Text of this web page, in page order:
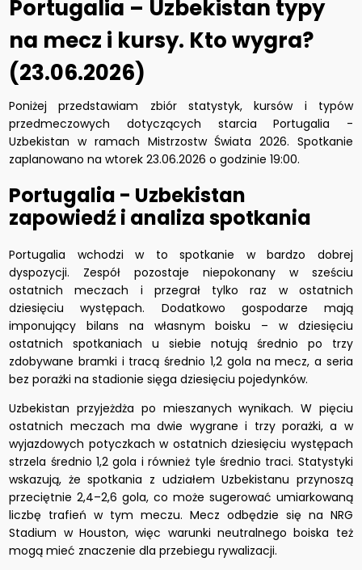
Portugalia – Uzbekistan typy
na mecz i kursy. Kto wygra?
(23.06.2026)
Poniżej przedstawiam zbiór statystyk, kursów i typów
przedmeczowych dotyczących starcia Portugalia -
Uzbekistan w ramach Mistrzostw Świata 2026. Spotkanie
zaplanowano na wtorek 23.06.2026 o godzinie 19:00.
Portugalia - Uzbekistan
zapowiedź i analiza spotkania
Portugalia wchodzi w to spotkanie w bardzo dobrej
dyspozycji. Zespół pozostaje niepokonany w sześciu
ostatnich meczach i przegrał tylko raz w ostatnich
dziesięciu występach. Dodatkowo gospodarze mają
imponujący bilans na własnym boisku – w dziesięciu
ostatnich spotkaniach u siebie notują średnio po trzy
zdobywane bramki i tracą średnio 1,2 gola na mecz, a seria
bez porażki na stadionie sięga dziesięciu pojedynków.
Uzbekistan przyjeżdża po mieszanych wynikach. W pięciu
ostatnich meczach ma dwie wygrane i trzy porażki, a w
wyjazdowych potyczkach w ostatnich dziesięciu występach
strzela średnio 1,2 gola i również tyle średnio traci. Statystyki
wskazują, że spotkania z udziałem Uzbekistanu przynoszą
przeciętnie 2,4–2,6 gola, co może sugerować umiarkowaną
liczbę trafień w tym meczu. Mecz odbędzie się na NRG
Stadium w Houston, więc warunki neutralnego boiska też
mogą mieć znaczenie dla przebiegu rywalizacji.